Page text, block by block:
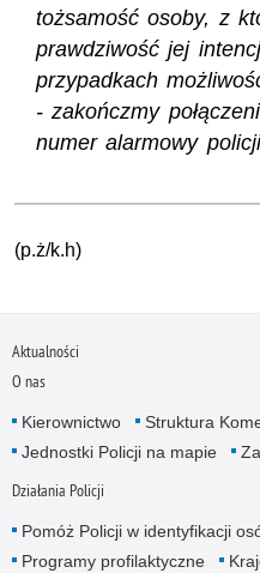
tożsamość osoby, z
prawdziwość jej
przypadkach
- zakończmy
numer alarmowy
(p.ż/k.h)
Aktualności
O nas
Kierownictwo
Struktura
Jednostki Policji na mapie
Działania Policji
Pomóż Policji w identyfikacji
Programy profilaktyczne